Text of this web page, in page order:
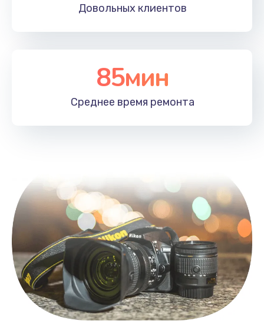
Довольных клиентов
85мин
Среднее время ремонта